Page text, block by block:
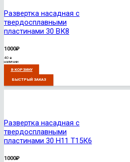
Развертка насадная с
твердосплавными
пластинами 30 ВК8
1000₽
40 в
наличии
В КОРЗИНУ
БЫСТРЫЙ ЗАКАЗ
Развертка насадная с
твердосплавными
пластинами 30 Н11 Т15К6
1000₽